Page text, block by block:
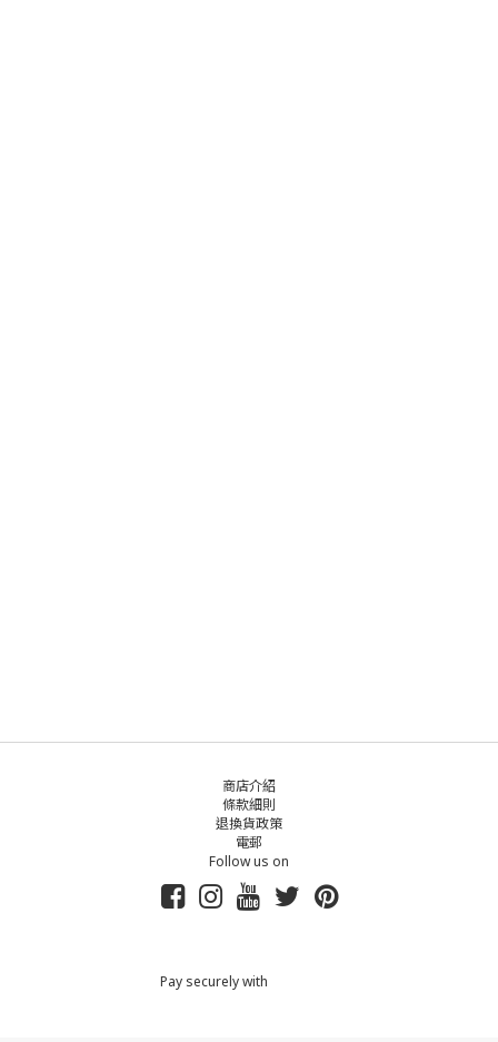
商店介紹
條款細則
退換貨政策
電郵
Follow us on
Pay securely with